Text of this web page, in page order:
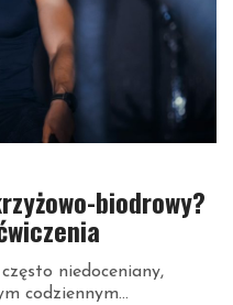
biodrowy?
niedoceniany,
codziennym...